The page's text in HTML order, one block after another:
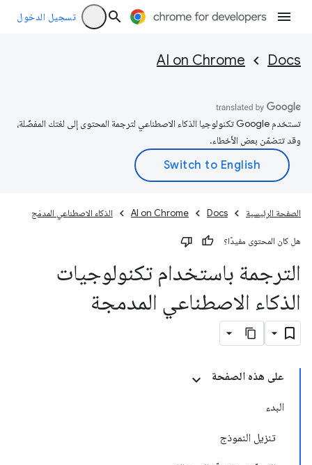
تسجيل الدخول
Docs
AI on Chrome
تستخدم Google تكنولوجيا الذكاء الاصطناعي لترجمة المحتوى إلى لغتك المفضّلة،
وقد تتضمّن بعض الأخطاء.
الصفحة الرئيسية Docs
AI on Chrome الذكاء الاصطناعي المدمَج
هل كان المحتوى مفيدًا؟
الترجمة باستخدام تكنولوجيات
الذكاء الاصطناعي المدمجة
على هذه الصفحة
البدء
تنزيل النموذج